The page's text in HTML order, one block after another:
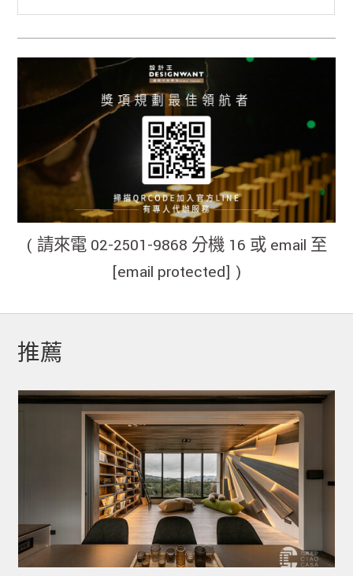
( 請來電 02-2501-9868 分機 16 或 email 至
[email protected] )
推薦